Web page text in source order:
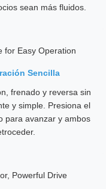
sean más fluidos.
Sencilla
frenado y reversa sin
y simple. Presiona el
para avanzar y ambos